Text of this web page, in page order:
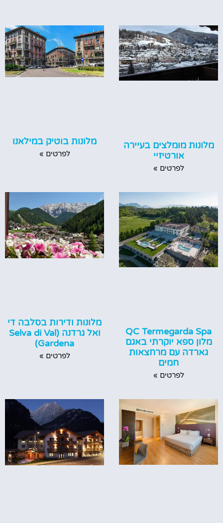
מלונות מומלצים בעיירה
אורטיזיי
לפרטים »
מלונות בוטיק במילאנו
לפרטים »
QC Termegarda Spa
מלון ספא יוקרתי באגם
גארדה עם מרחצאות
חמים
לפרטים »
מלונות ודירות בסלבה די
ואל גרדנה (Selva di Val
Gardena)
לפרטים »